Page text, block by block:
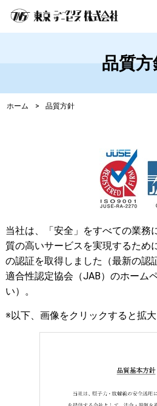
品質方
ホーム > 品質方針
当社は、「安全」をすべての業務
質の高いサービスを実現するため
の認証を取得しました（最新の認
適合性認定協会（JAB）のホーム
い）。
※以下、画像をクリックすると拡大